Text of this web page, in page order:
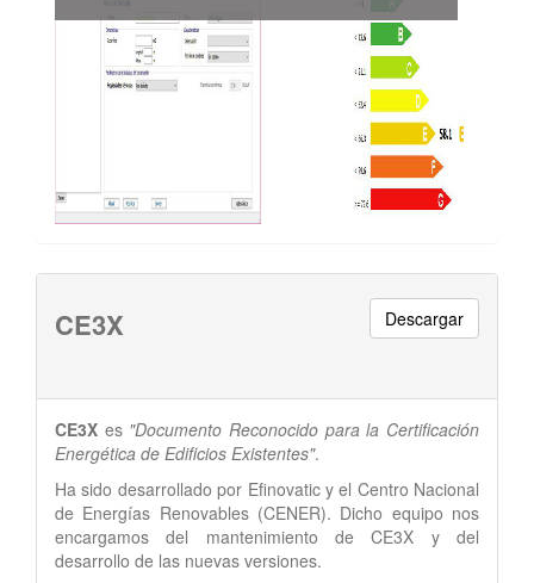
CE3X Descargar
CE3X es "Documento Reconocido para la Certificación
Energética de Edificios Existentes".
Ha sido desarrollado por Efinovatic y el Centro Nacional
de Energías Renovables (CENER). Dicho equipo nos
encargamos del mantenimiento de CE3X y del
desarrollo de las nuevas versiones.